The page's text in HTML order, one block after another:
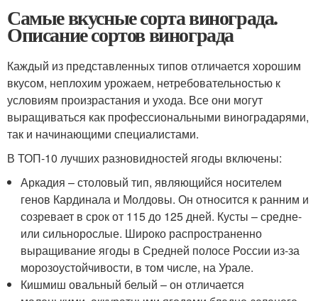
Самые вкусные сорта винограда.
Описание сортов винограда
Каждый из представленных типов отличается хорошим
вкусом, неплохим урожаем, нетребовательностью к
условиям произрастания и ухода. Все они могут
выращиваться как профессиональными виноградарями,
так и начинающими специалистами.
В ТОП-10 лучших разновидностей ягоды включены:
Аркадия – столовый тип, являющийся носителем
генов Кардинала и Молдовы. Он относится к ранним и
созревает в срок от 115 до 125 дней. Кусты – средне-
или сильнорослые. Широко распространенно
выращивание ягоды в Средней полосе России из-за
морозоустойчивости, в том числе, на Урале.
Кишмиш овальный белый – он отличается